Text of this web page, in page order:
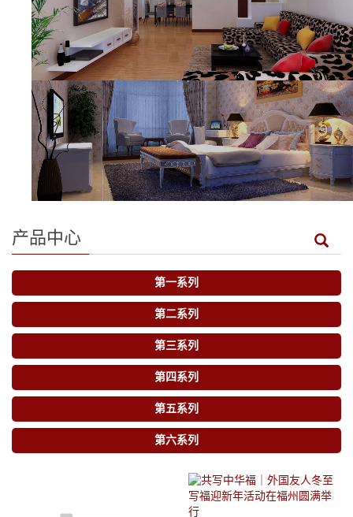
产品中心
第一系列
第二系列
第三系列
第四系列
第五系列
第六系列